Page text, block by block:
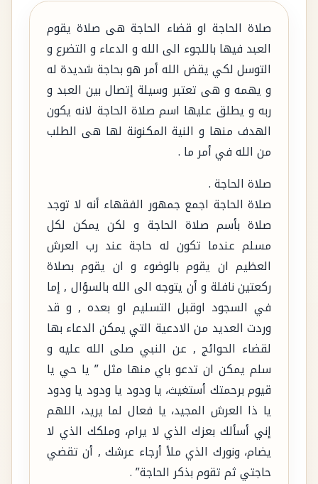
صلاة الحاجة او قضاء الحاجة هى صلاة يقوم
العبد فيها باللجوء الى الله و الدعاء و التضرع و
التوسل لكي يقض الله أمر هو بحاجة شديدة له
و يهمه و هى تعتبر وسيلة إتصال بين العبد و
ربه و يطلق عليها اسم صلاة الحاجة لانه يكون
الهدف منها و النية المكنونة لها هى الطلب
من الله في أمر ما .
صلاة الحاجة .
صلاة الحاجة اجمع جمهور الفقهاء أنه لا توجد
صلاة بأسم صلاة الحاجة و لكن يمكن لكل
مسلم عندما تكون له حاجة عند رب العرش
العظيم ان يقوم بالوضوء و ان يقوم بصلاة
ركعتين نافلة و أن يتوجه الى الله بالسؤال , إما
في السجود اوقبل التسليم او بعده , و قد
وردت العديد من الادعية التي يمكن الدعاء بها
لقضاء الحوائج , عن النبي صلى الله عليه و
سلم يمكن ان تدعو باي منها مثل ” يا حي يا
قيوم برحمتك أستغيث، يا ودود يا ودود يا ودود
يا ذا العرش المجيد، يا فعال لما يريد، اللهم
إني أسألك بعزك الذي لا يرام، وملكك الذي لا
يضام، ونورك الذي ملأ أرجاء عرشك , أن تقضي
حاجتي ثم تقوم بذكر الحاجة” .